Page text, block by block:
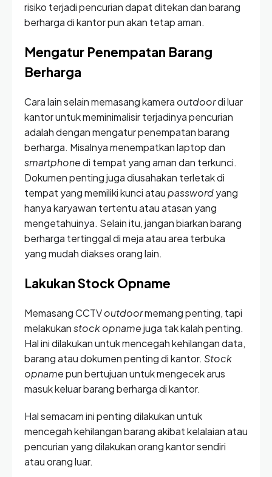
risiko terjadi pencurian dapat ditekan dan barang
berharga di kantor pun akan tetap aman.
Mengatur Penempatan Barang
Berharga
Cara lain selain memasang kamera outdoordi luar
kantor untuk meminimalisir terjadinya pencurian
adalah dengan mengatur penempatan barang
berharga. Misalnya menempatkan laptop dan
smartphonedi tempat yang aman dan terkunci.
Dokumen penting juga diusahakan terletak di
tempat yang memiliki kunci ataupasswordyang
hanya karyawan tertentu atau atasan yang
mengetahuinya. Selain itu, jangan biarkan barang
berharga tertinggal di meja atau area terbuka
yang mudah diakses orang lain.
Lakukan Stock Opname
Memasang CCTVoutdoormemang penting, tapi
melakukanstock opnamejuga tak kalah penting.
Hal ini dilakukan untuk mencegah kehilangan data,
barang atau dokumen penting di kantor. Stock
opnamepun bertujuan untuk mengecek arus
masuk keluar barang berharga di kantor.
Hal semacam ini penting dilakukan untuk
mencegah kehilangan barang akibat kelalaian atau
pencurian yang dilakukan orang kantor sendiri
atau orang luar.